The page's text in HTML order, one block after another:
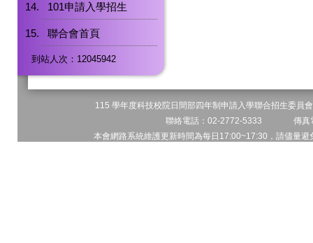
101申請入學招生
聯合會首頁
到站人次：12045942
115 學年度科技校院日間部四年制申請入學聯合招生委
聯絡電話：02-2772-5333 傳
本會網路系統維護更新時間為每日17:00~17:30，請儘量